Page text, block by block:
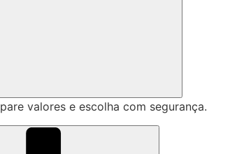
valores e escolha com segurança.